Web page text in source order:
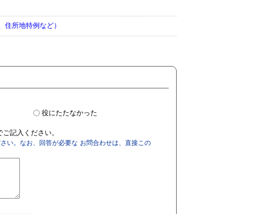
所地特例など）
役にたたなかった
記入ください。
い。なお、回答が必要な お問合わせは、直接この